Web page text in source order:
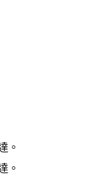
。
。